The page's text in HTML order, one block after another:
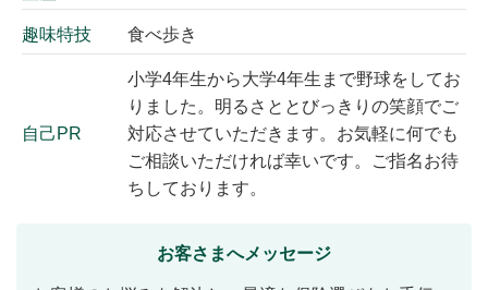
趣味特技 食べ歩き
自己PR
小学4年生から大学4年生まで野球をしてお
りました。明るさととびっきりの笑顔でご
対応させていただきます。お気軽に何でも
ご相談いただければ幸いです。ご指名お待
ちしております。
お客さまへメッセージ